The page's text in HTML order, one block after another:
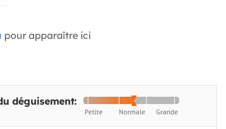
pour apparaître ici
déguisement: